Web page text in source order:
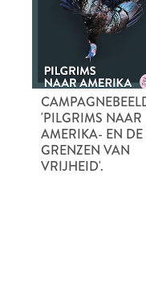
'PILGRIMS NAAR
AMERIKA- EN DE
GRENZEN VAN
VRIJHEID'.